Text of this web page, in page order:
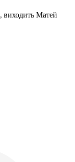
виходить Матей